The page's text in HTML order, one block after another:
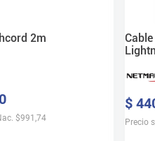
2m
$991,74
$
Precio